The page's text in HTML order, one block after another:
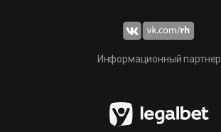
Информационный партнер